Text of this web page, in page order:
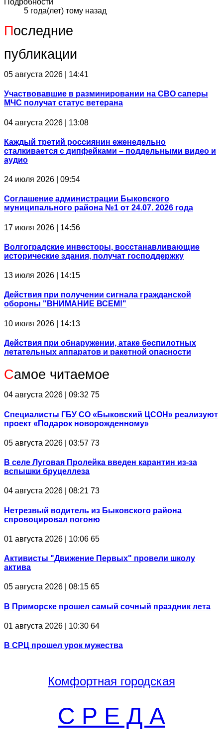
Подробности
5 года(лет) тому назад
Последние
публикации
05 августа 2026 | 14:41
Участвовавшие в разминировании на СВО саперы
МЧС получат статус ветерана
04 августа 2026 | 13:08
Каждый третий россиянин еженедельно
сталкивается с дипфейками – поддельными видео и
аудио
24 июля 2026 | 09:54
Соглашение администрации Быковского
муниципального района №1 от 24.07. 2026 года
17 июля 2026 | 14:56
Волгоградские инвесторы, восстанавливающие
исторические здания, получат господдержку
13 июля 2026 | 14:15
Действия при получении сигнала гражданской
обороны "ВНИМАНИЕ ВСЕМ!"
10 июля 2026 | 14:13
Действия при обнаружении, атаке беспилотных
летательных аппаратов и ракетной опасности
Самое читаемое
04 августа 2026 | 09:32 75
Специалисты ГБУ СО «Быковский ЦСОН» реализуют
проект «Подарок новорожденному»
05 августа 2026 | 03:57 73
В селе Луговая Пролейка введен карантин из-за
вспышки бруцеллеза
04 августа 2026 | 08:21 73
Нетрезвый водитель из Быковского района
спровоцировал погоню
01 августа 2026 | 10:06 65
Активисты "Движение Первых" провели школу
актива
05 августа 2026 | 08:15 65
В Приморске прошел самый сочный праздник лета
01 августа 2026 | 10:30 64
В СРЦ прошел урок мужества
Комфортная городская
С Р Е Д А